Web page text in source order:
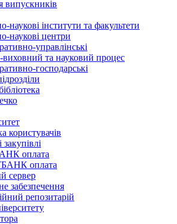
випускників
наукові інститути та факультети
наукові центри
управлінські
виховний та науковий процес
господарські
користувачів
оплата
оплата
сервер
забезпечення
репозитарій